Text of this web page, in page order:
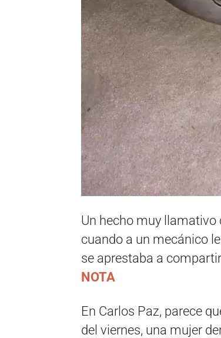
Un hecho muy llamativo
cuando a un mecánico
se aprestaba a
NOTA
En Carlos Paz, parece
del viernes, una mujer